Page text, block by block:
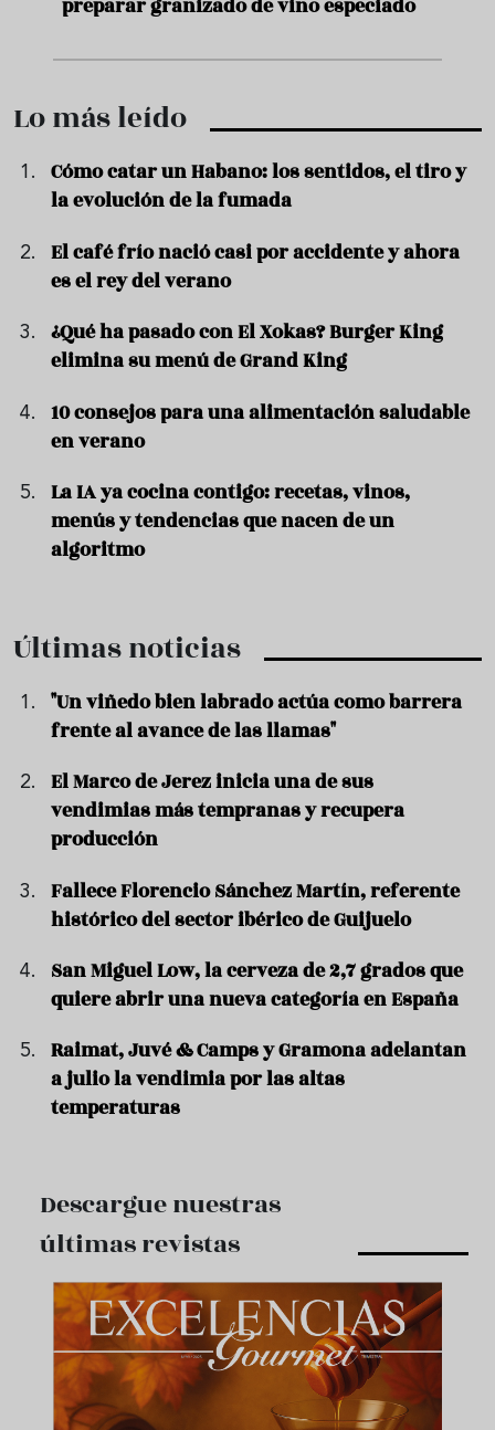
preparar granizado de vino especiado
Lo más leído
Cómo catar un Habano: los sentidos, el tiro y
la evolución de la fumada
El café frío nació casi por accidente y ahora
es el rey del verano
¿Qué ha pasado con El Xokas? Burger King
elimina su menú de Grand King
10 consejos para una alimentación saludable
en verano
La IA ya cocina contigo: recetas, vinos,
menús y tendencias que nacen de un
algoritmo
Últimas noticias
"Un viñedo bien labrado actúa como barrera
frente al avance de las llamas"
El Marco de Jerez inicia una de sus
vendimias más tempranas y recupera
producción
Fallece Florencio Sánchez Martín, referente
histórico del sector ibérico de Guijuelo
San Miguel Low, la cerveza de 2,7 grados que
quiere abrir una nueva categoría en España
Raimat, Juvé & Camps y Gramona adelantan
a julio la vendimia por las altas
temperaturas
Descargue nuestras
últimas revistas